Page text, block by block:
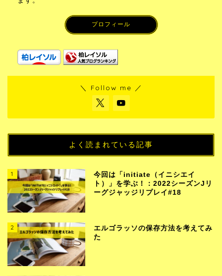
プロフィール
＼ Follow me ／
よく読まれている記事
1
今回は「initiate（イニシエイ
ト）」を学ぶ！：2022シーズンJリ
ーグジャッジリプレイ#18
2
エルゴラッソの保存方法を考えてみ
た